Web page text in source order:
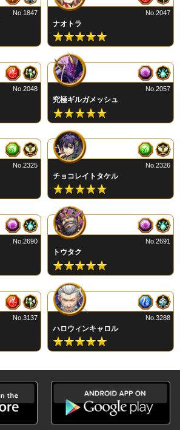
No.1847
ナオトラ
No.2047
No.2048
究極ギルガメッシュ
No.2057
No.2325
チョコレイトタケル
No.2326
No.2690
トウタク
No.2691
No.3137
ハロウィンキャロル
No.3288